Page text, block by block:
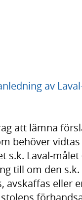
av
att lämna
behöver vidtas
Laval-målet
till om den s.k.
eller